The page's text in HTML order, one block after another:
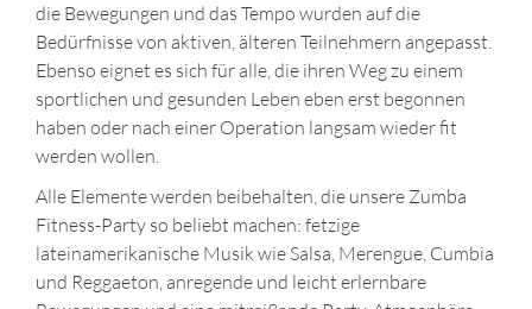
die Bewegungen und das Tempo wurden auf die
Bedürfnisse von aktiven, älteren Teilnehmern angepasst.
Ebenso eignet es sich für alle, die ihren Weg zu einem
sportlichen und gesunden Leben eben erst begonnen
haben oder nach einer Operation langsam wieder fit
werden wollen.
Alle Elemente werden beibehalten, die unsere Zumba
Fitness-Party so beliebt machen: fetzige
lateinamerikanische Musik wie Salsa, Merengue, Cumbia
und Reggaeton, anregende und leicht erlernbare